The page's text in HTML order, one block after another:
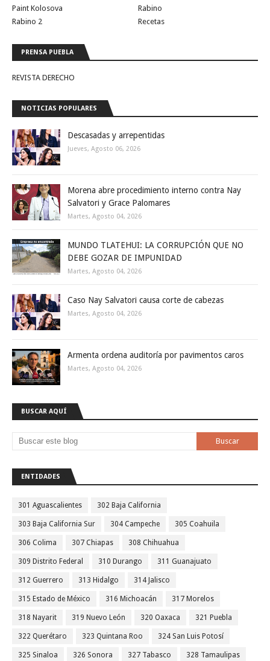
Paint Kolosova
Rabino
Rabino 2
Recetas
PRENSA PUEBLA
REVISTA DERECHO
NOTICIAS POPULARES
Descasadas y arrepentidas
Jueves, Agosto 06, 2026
Morena abre procedimiento interno contra Nay
Salvatori y Grace Palomares
Martes, Agosto 04, 2026
MUNDO TLATEHUI: LA CORRUPCIÓN QUE NO
DEBE GOZAR DE IMPUNIDAD
Martes, Agosto 04, 2026
Caso Nay Salvatori causa corte de cabezas
Martes, Agosto 04, 2026
Armenta ordena auditoría por pavimentos caros
Martes, Agosto 04, 2026
BUSCAR AQUÍ
ENTIDADES
301 Aguascalientes 302 Baja California
303 Baja California Sur 304 Campeche 305 Coahuila
306 Colima 307 Chiapas 308 Chihuahua
309 Distrito Federal 310 Durango 311 Guanajuato
312 Guerrero 313 Hidalgo 314 Jalisco
315 Estado de México 316 Michoacán 317 Morelos
318 Nayarit 319 Nuevo León 320 Oaxaca 321 Puebla
322 Querétaro 323 Quintana Roo 324 San Luis Potosí
325 Sinaloa 326 Sonora 327 Tabasco 328 Tamaulipas